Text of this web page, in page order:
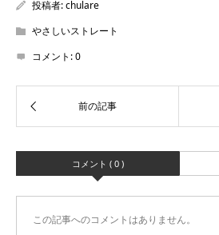
投稿者:chulare
やさしいストレート
コメント:0
コメント ( 0 )
この記事へのコメントはありません。